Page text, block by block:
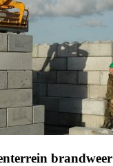
brandweer